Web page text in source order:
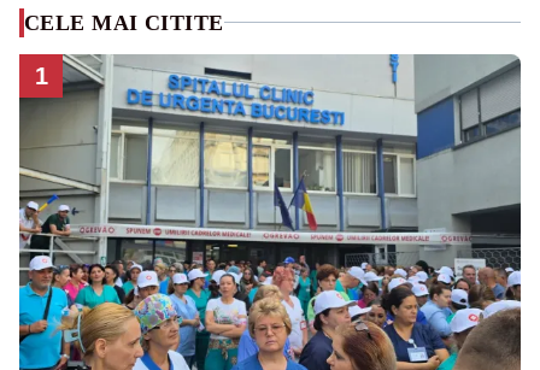
CELE MAI CITITE
1